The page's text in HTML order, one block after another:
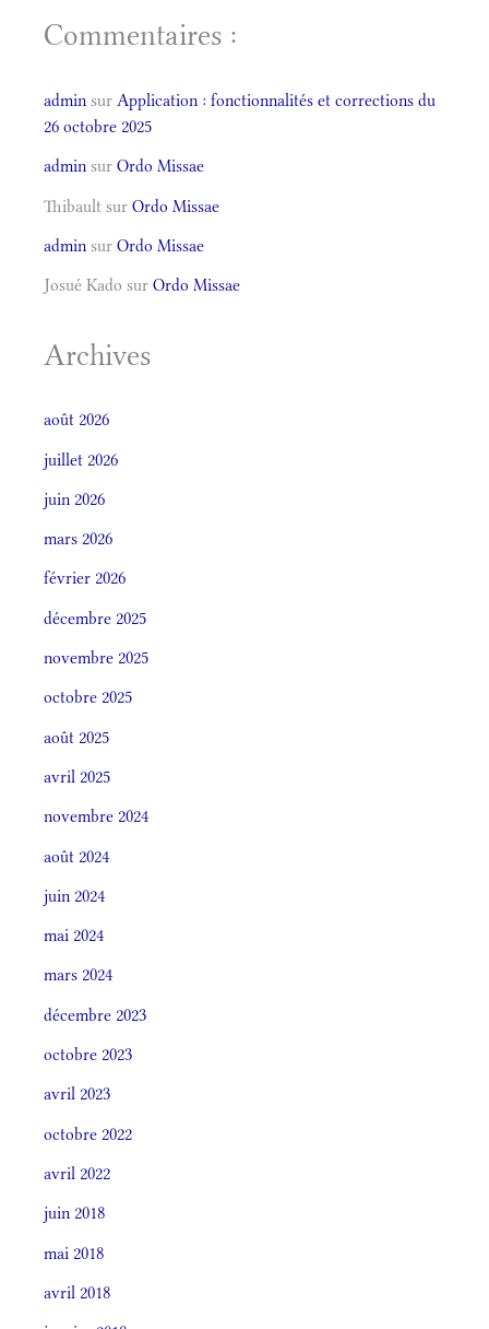
Commentaires :
admin sur Application : fonctionnalités et corrections du
26 octobre 2025
admin sur Ordo Missae
Thibault sur Ordo Missae
admin sur Ordo Missae
Josué Kado sur Ordo Missae
Archives
août 2026
juillet 2026
juin 2026
mars 2026
février 2026
décembre 2025
novembre 2025
octobre 2025
août 2025
avril 2025
novembre 2024
août 2024
juin 2024
mai 2024
mars 2024
décembre 2023
octobre 2023
avril 2023
octobre 2022
avril 2022
juin 2018
mai 2018
avril 2018